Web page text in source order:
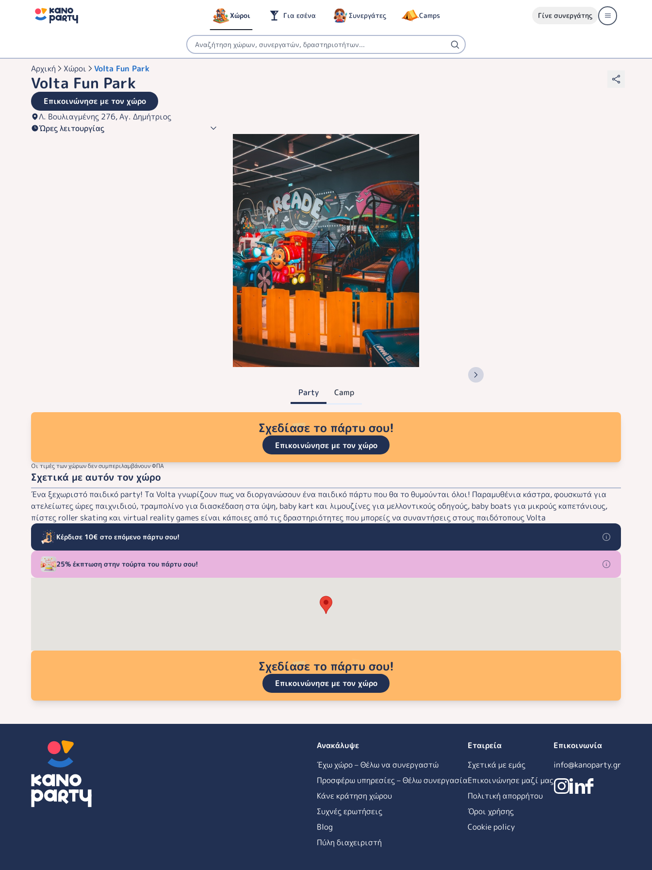
Χώροι Για εσένα Συνεργάτες Camps Γίνε συνεργάτης
Αρχική Χώροι Volta Fun Park
Volta Fun Park
Επικοινώνησε με τον χώρο
Λ. Βουλιαγμένης 276, Αγ. Δημήτριος
Ώρες λειτουργίας
Party Camp
Σχεδίασε το πάρτυ σου!
Επικοινώνησε με τον χώρο
Οι τιμές των χώρων δεν συμπεριλαμβάνουν ΦΠΑ
Σχετικά με αυτόν τον χώρο
Ένα ξεχωριστό παιδικό party! Τα Volta γνωρίζουν πως να διοργανώσουν ένα παιδικό πάρτυ που θα το θυμούνται όλοι! Παραμυθένια κάστρα, φουσκωτά για
ατελείωτες ώρες παιχνιδιού, τραμπολίνο για διασκέδαση στα ύψη, baby kart και λιμουζίνες για μελλοντικούς οδηγούς, baby boats για μικρούς καπετάνιους,
πίστες roller skating και virtual reality games είναι κάποιες από τις δραστηριότητες που μπορείς να συναντήσεις στους παιδότοπους Volta
Κέρδισε 10€ στο επόμενο πάρτυ σου!
25% έκπτωση στην τούρτα του πάρτυ σου!
Σχεδίασε το πάρτυ σου!
Επικοινώνησε με τον χώρο
Ανακάλυψε
Έχω χώρο – Θέλω να συνεργαστώ
Προσφέρω υπηρεσίες – Θέλω συνεργασία
Κάνε κράτηση χώρου
Συχνές ερωτήσεις
Blog
Πύλη διαχειριστή
Εταιρεία
Σχετικά με εμάς
Επικοινώνησε μαζί μας
Πολιτική απορρήτου
Όροι χρήσης
Cookie policy
Επικοινωνία
info@kanoparty.gr